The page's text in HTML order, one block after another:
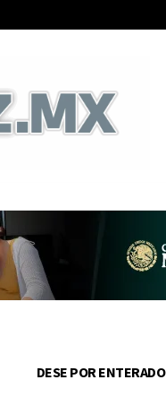
DESE POR ENTERADO